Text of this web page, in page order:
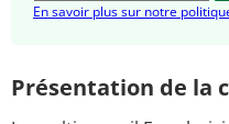
En savoir plus sur notre
Présentation de la